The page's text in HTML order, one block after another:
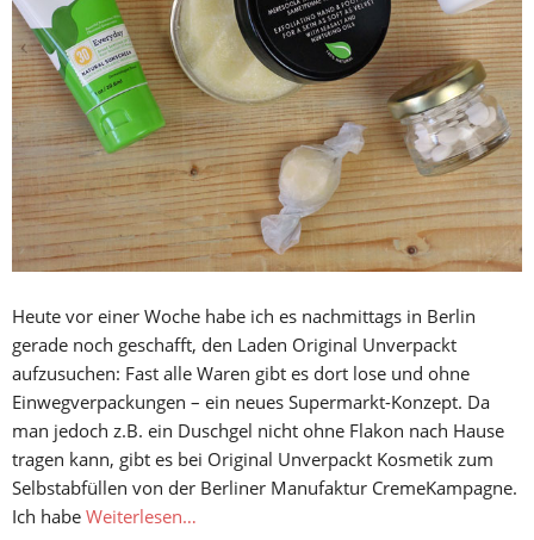
Heute vor einer Woche habe ich es nachmittags in Berlin
gerade noch geschafft, den Laden Original Unverpackt
aufzusuchen: Fast alle Waren gibt es dort lose und ohne
Einwegverpackungen – ein neues Supermarkt-Konzept. Da
man jedoch z.B. ein Duschgel nicht ohne Flakon nach Hause
tragen kann, gibt es bei Original Unverpackt Kosmetik zum
Selbstabfüllen von der Berliner Manufaktur CremeKampagne.
Ich habe Weiterlesen…